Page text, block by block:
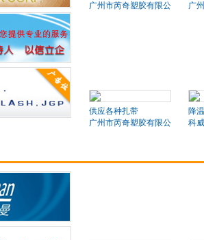
广州市芮奇塑胶有限公司
广
供应各种扎带
广州市芮奇塑胶有限公司
降
科